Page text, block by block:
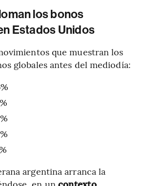
los bonos
Estados Unidos
que muestran los
globales antes del mediodía:
argentina arranca la